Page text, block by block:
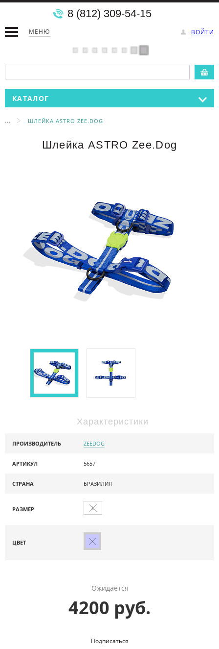
МЕНЮ ВОЙТИ
8 (812) 309-54-15
КАТАЛОГ
... ШЛЕЙКА ASTRO ZEE.DOG
Шлейка ASTRO Zee.Dog
Характеристики
ПРОИЗВОДИТЕЛЬ ZEEDOG
АРТИКУЛ 5657
СТРАНА БРАЗИЛИЯ
РАЗМЕР L
ЦВЕТ
Ожидается
4200 руб.
Подписаться